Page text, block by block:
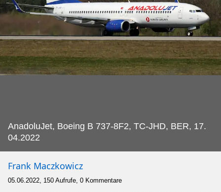
AnadoluJet, Boeing B 737-8F2, TC-JHD, BER, 17.
04.2022
Frank Maczkowicz
05.06.2022, 150 Aufrufe, 0 Kommentare